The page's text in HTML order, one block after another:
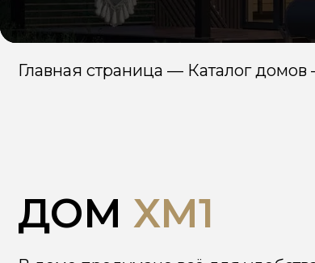
Главная страница —Каталог домов—
В доме продумано всё для удобства и
Есть гостиная с кухней, две спальни,